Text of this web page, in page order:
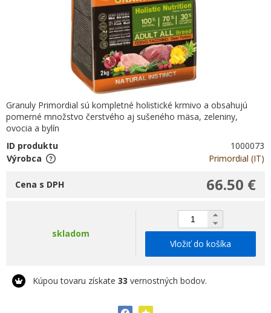
Granuly Primordial sú kompletné holistické krmivo a obsahujú
pomerné množstvo čerstvého aj sušeného mäsa, zeleniny,
ovocia a bylín
ID produktu
1000073
Výrobca
Primordial (IT)
66.50 €
Cena s DPH
skladom
Vložiť do košíka
Kúpou tovaru získate 33 vernostných bodov.